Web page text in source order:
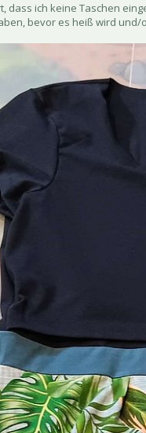
dass ich keine Taschen
bevor es heiß wird